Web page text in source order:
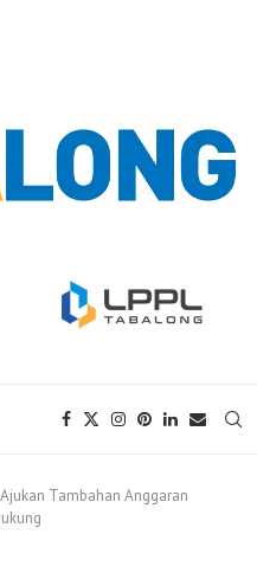
Tambahan Anggaran